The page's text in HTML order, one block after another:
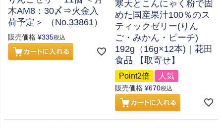
木AM8：30〆⇒火金入
荷予定＞ （No.33861）
販売価格 ¥335税込
寒天とこんにゃく粉で固
めた国産果汁100％のス
ティックゼリー(りん
ご・みかん・ピーチ)
192g（16g×12本)｜花田
食品 【取寄せ】
Point2倍 人気
販売価格 ¥670税込